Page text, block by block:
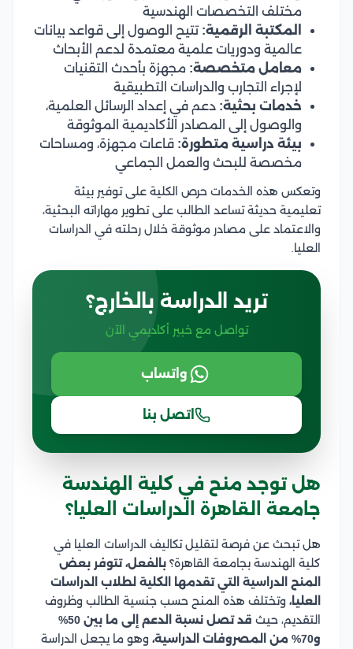
مختلف التخصصات الهندسية
المكتبة الرقمية: تتيح الوصول إلى قواعد بيانات
عالمية ودوريات علمية معتمدة لدعم الأبحاث
معامل متخصصة: مجهزة بأحدث التقنيات
لإجراء التجارب والدراسات التطبيقية
خدمات بحثية: دعم في إعداد الرسائل العلمية،
والوصول إلى المصادر الأكاديمية الموثوقة
بيئة دراسية متطورة: قاعات مجهزة، ومساحات
مخصصة للبحث والعمل الجماعي
وتعكس هذه الخدمات حرص الكلية على توفير بيئة
تعليمية حديثة تساعد الطالب على تطوير مهاراته البحثية،
والاعتماد على مصادر موثوقة خلال رحلته في الدراسات
العليا.
تريد الدراسة بالخارج؟
تواصل مع خبير أكاديمي الآن
واتساب
اتصل بنا
هل توجد منح في كلية الهندسة
جامعة القاهرة الدراسات العليا؟
هل تبحث عن فرصة لتقليل تكاليف الدراسات العليا في
كلية الهندسة بجامعة القاهرة؟ بالفعل، تتوفر بعض
المنح الدراسية التي تقدمها الكلية لطلاب الدراسات
العليا، وتختلف هذه المنح حسب جنسية الطالب وظروف
التقديم، حيث
قد تصل نسبة الدعم إلى ما بين 50%
و70% من المصروفات الدراسية،
وهو ما يجعل الدراسة